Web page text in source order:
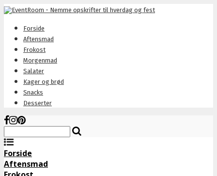
Forside
Aftensmad
Frokost
Morgenmad
Salater
Kager og brød
Snacks
Desserter
Forside
Aftensmad